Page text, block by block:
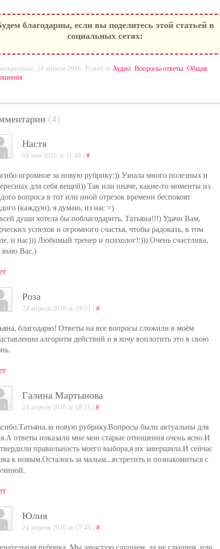
благодарны, если вы поделитесь этой статьей в
социальных сетях:
24 апреля 2016. Posted in Аудио, Вопросы-ответы, Общая,
(4)
Настя
04 мая 2016 at 11:49 | #
огромное за новую рубрику:)) Узнала много полезных и
для себя вещей)) Так или иначе, какие-то моменты из
вопроса в тот или иной отрезок времени беспокоят
(каждую), я думаю, из нас =)
души хотела бы поблагодарить, Татьяна!!!) Удачи Вам,
успехов и огромного счастья, чтобы радовать, в том
и нас))) Любимый тренер и психолог!:))) Очень счастлива,
знаю Вас.)
Роза
24 апреля 2016 at 19:51 | #
благодарю! Ответы на все вопросы сложили в моём
алгоритм действий и я хочу воплотить это в свою
Галина Мартынова
24 апреля 2016 at 18:11 | #
новую рубрику.Вопросы были актуальны для
ответы показали мне мои старые отношения очень ясно.И
правильность моего выбора,я их завершила.И сейчас
к новым.Осталось за малым...встретить и познакомиться с
Юлия
24 апреля 2016 at 17:45 | #
рубрика. Мы зачастую слушаем, да не слышим, или